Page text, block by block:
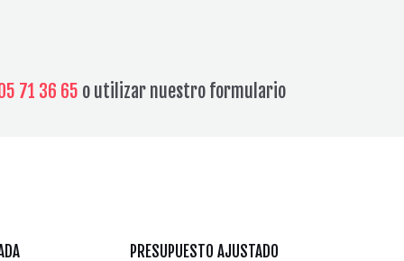
71 36 65 o utilizar nuestro formulario
PRESUPUESTO AJUSTADO